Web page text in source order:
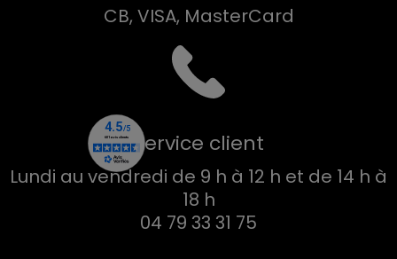
CB, VISA, MasterCard
Service client
Lundi au vendredi de 9 h à 12 h et de 14 h à
18 h
04 79 33 31 75